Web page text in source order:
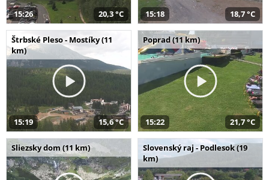
15:26 20,3 °C 15:18 18,7 °C
Štrbské Pleso - Mostíky (11
km)
15:19 15,6 °C
Poprad (11 km)
15:22 21,7 °C
Sliezsky dom (11 km)
Slovenský raj - Podlesok (19
km)